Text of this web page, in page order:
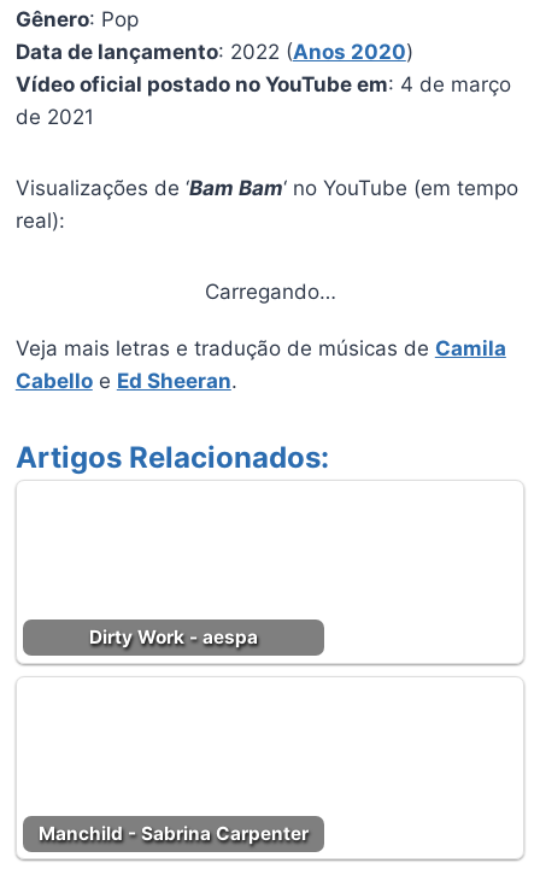
Gênero: Pop
Data de lançamento: 2022 (Anos 2020)
Vídeo oficial postado no YouTube em: 4 de março
de 2021
Visualizações de ‘Bam Bam‘ no YouTube (em tempo
real):
Carregando…
Veja mais letras e tradução de músicas de Camila
Cabelloe Ed Sheeran.
Artigos Relacionados:
Dirty Work - aespa
Manchild - Sabrina Carpenter